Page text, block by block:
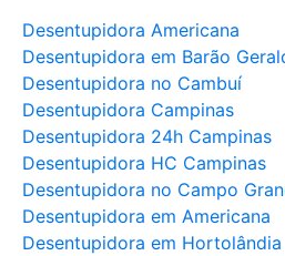
Desentupidora Americana
Desentupidora em Barão
Desentupidora no Cambuí
Desentupidora Campinas
Desentupidora 24h Campinas
Desentupidora HC Campinas
Desentupidora no Campo
Desentupidora em Americana
Desentupidora em Hortolândia